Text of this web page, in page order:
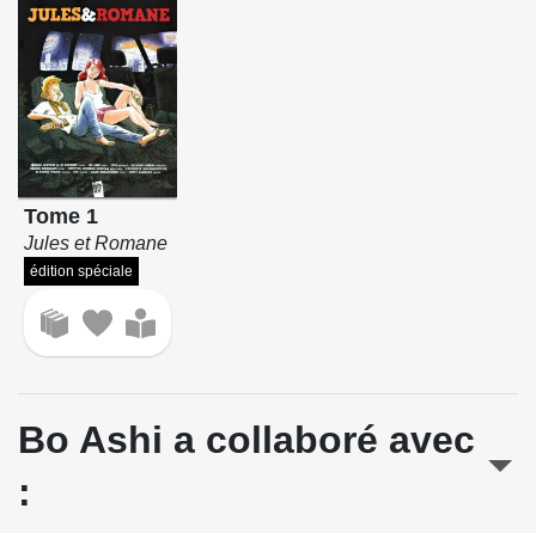
Tome 1
Jules et Romane
édition spéciale
Bo Ashi a collaboré avec
: